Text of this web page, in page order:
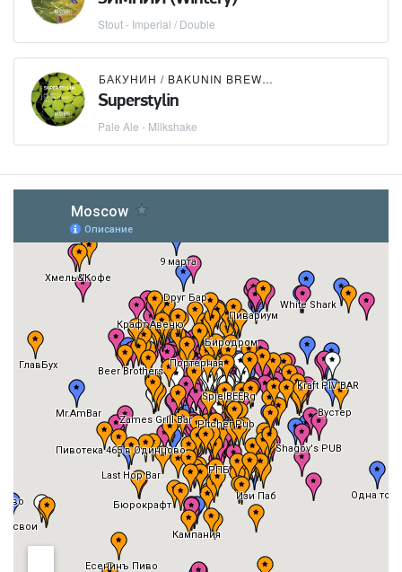
Stout - Imperial / Double
БАКУНИН / BAKUNIN BREWING CO.
Superstylin
Pale Ale - Milkshake